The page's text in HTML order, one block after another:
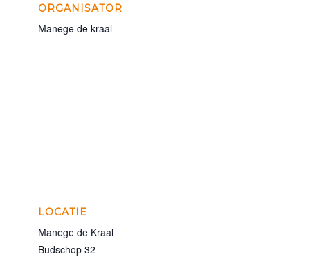
ORGANISATOR
Manege de kraal
LOCATIE
Manege de Kraal
Budschop 32